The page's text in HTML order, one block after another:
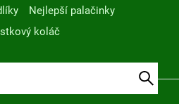
Nejlepší palačinky
koláč